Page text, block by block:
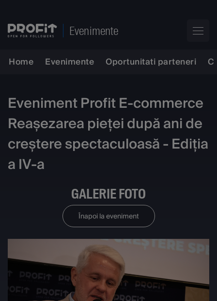
Evenimente
Home Evenimente Oportunitati parteneri
Eveniment Profit E-commerce
Reașezarea pieței după ani de
creștere spectaculoasă - Ediția
a IV-a
GALERIE FOTO
Înapoi la eveniment